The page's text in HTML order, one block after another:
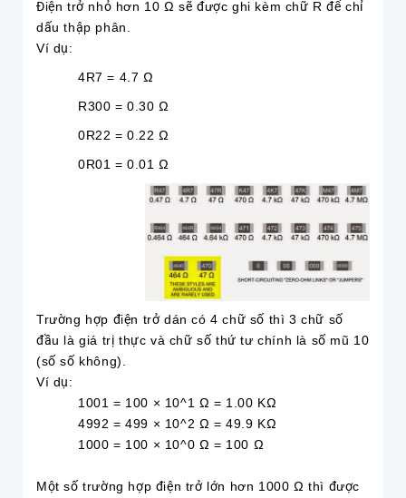
Điện trở nhỏ hơn 10 Ω sẽ được ghi kèm chữ R để chỉ
dấu thập phân.
Ví dụ:
4R7 = 4.7 Ω
R300 = 0.30 Ω
0R22 = 0.22 Ω
0R01 = 0.01 Ω
Trường hợp điện trở dán có 4 chữ số thì 3 chữ số
đầu là giá trị thực và chữ số thứ tư chính là số mũ 10
(số số không).
Ví dụ:
1001 = 100 × 10^1 Ω = 1.00 KΩ
4992 = 499 × 10^2 Ω = 49.9 KΩ
1000 = 100 × 10^0 Ω = 100 Ω
Một số trường hợp điện trở lớn hơn 1000 Ω thì được